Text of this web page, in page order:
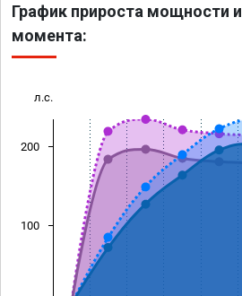
График прироста мощности
момента:
л.с.
100
200